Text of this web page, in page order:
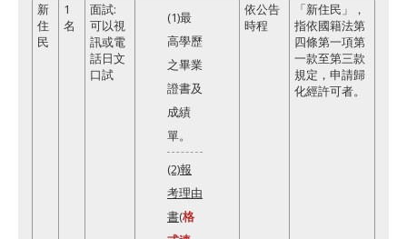
新
住
民
1
名
面試:
可以視
訊或電
話日文
口試
(1)最
高學歷
之畢業
證書及
成績
單。
(2)報
考理由
書(格
依公告
時程
「新住民」，
指依國籍法第
四條第一項第
一款至第三款
規定，申請歸
化經許可者。